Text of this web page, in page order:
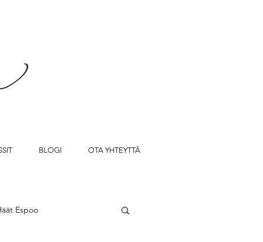
BLOGI OTA YHTEYTTÄ
Espoo